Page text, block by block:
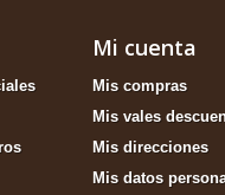
Mi cuenta
Mis compras
Mis vales
Mis direcciones
Mis datos